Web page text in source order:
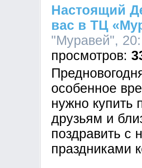
Настоящий
вас в ТЦ
"Муравей",
особенное
нужно купить
друзьям и
поздравить с
праздниками